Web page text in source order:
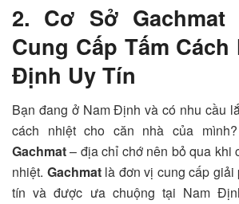
2. Cơ Sở Gachmat
Cung Cấp Tấm Cách
Định Uy Tín
Bạn đang ở Nam Định và có nhu cầu
cách nhiệt cho căn nhà của
Gachmat– địa chỉ chớ nên bỏ qua khi
nhiệt. Gachmatlà đơn vị cung cấp giải
tín và được ưa chuộng tại Nam